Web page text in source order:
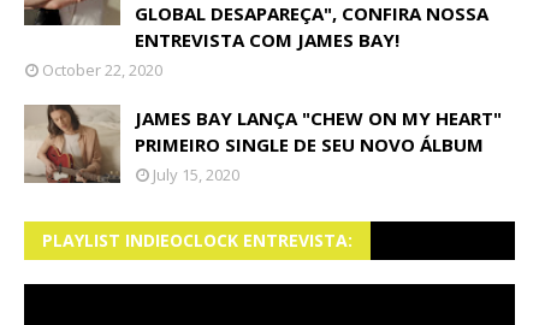
GLOBAL DESAPAREÇA", CONFIRA NOSSA
ENTREVISTA COM JAMES BAY!
October 22, 2020
JAMES BAY LANÇA "CHEW ON MY HEART"
PRIMEIRO SINGLE DE SEU NOVO ÁLBUM
July 15, 2020
PLAYLIST INDIEOCLOCK ENTREVISTA: